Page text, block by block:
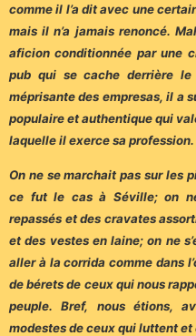
comme il l’a dit avec une
mais il n’a jamais renoncé.
aficion conditionnée par une
pub qui se cache derrière le
méprisante des empresas, il a
populaire et authentique qui
laquelle il exerce sa profession.
On ne se marchait pas sur les
ce fut le cas à Séville; on
repassés et des cravates
et des vestes en laine; on ne
aller à la corrida comme dans
de bérets de ceux qui nous
peuple. Bref, nous étions,
modestes de ceux qui luttent et